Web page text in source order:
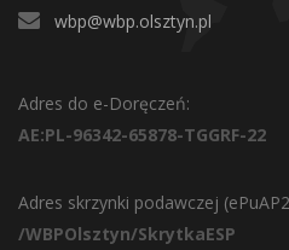
wbp@wbp.olsztyn.pl
Adres do e-Doręczeń:
AE:PL-96342-65878-TGGRF-22
Adres skrzynki podawczej
/WBPOlsztyn/SkrytkaESP